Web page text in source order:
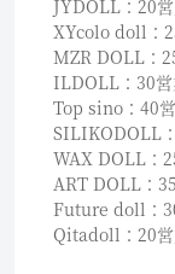
JYDOLL：20
XYcolo doll：
MZR DOLL：
ILDOLL：30営
Top sino：40
SILIKODOLL
WAX DOLL：
ART DOLL：
Future doll：
Qitadoll：20営